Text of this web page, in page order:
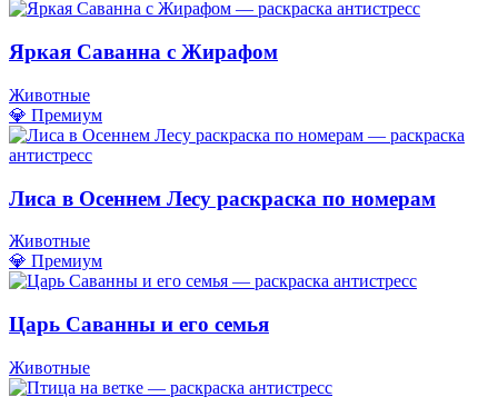
Яркая Саванна с Жирафом
Животные
💎 Премиум
Лиса в Осеннем Лесу раскраска по номерам
Животные
💎 Премиум
Царь Саванны и его семья
Животные